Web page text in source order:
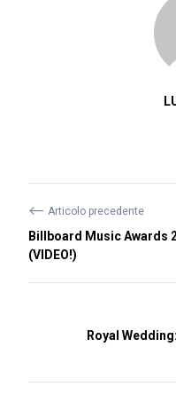
⟵ Articolo precedente
Billboard Music Awards
(VIDEO!)
Royal